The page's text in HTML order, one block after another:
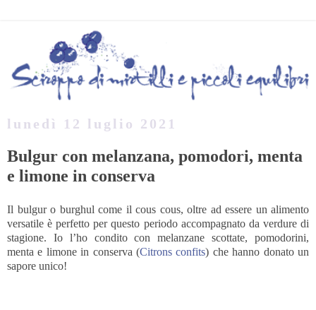
lunedì 12 luglio 2021
Bulgur con melanzana, pomodori, menta
e limone in conserva
Il bulgur o burghul come il cous cous, oltre ad essere un alimento
versatile è perfetto per questo periodo accompagnato da verdure di
stagione. Io l’ho condito con melanzane scottate, pomodorini,
menta e limone in conserva (Citrons confits) che hanno donato un
sapore unico!